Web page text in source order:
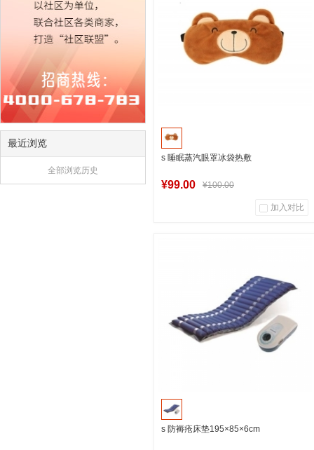
最近浏览
全部浏览历史
s 睡眠蒸汽眼罩冰袋热敷
¥99.00 ¥100.00
加入对比
s 防褥疮床垫195×85×6cm